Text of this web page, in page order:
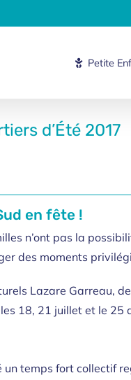
Petite
d’Été 2017
en fête !
n’ont pas la
des moments
Lazare Garreau,
18, 21 juillet et le 25
un temps fort collectif